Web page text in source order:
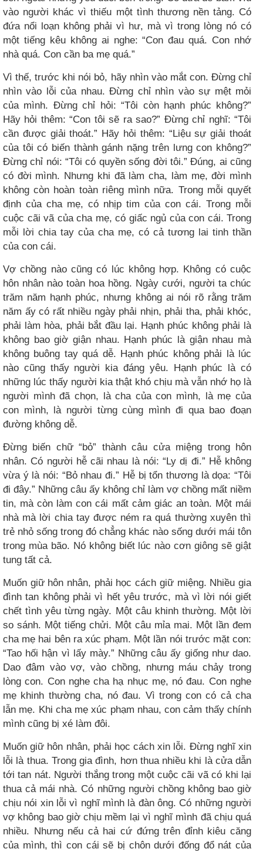
vào người khác vì thiếu một tình thương nền tảng. Có
đứa nổi loạn không phải vì hư, mà vì trong lòng nó có
một tiếng kêu không ai nghe: “Con đau quá. Con nhớ
nhà quá. Con cần ba mẹ quá.”
Vì thế, trước khi nói bỏ, hãy nhìn vào mắt con. Đừng chỉ
nhìn vào lỗi của nhau. Đừng chỉ nhìn vào sự mệt mỏi
của mình. Đừng chỉ hỏi: “Tôi còn hạnh phúc không?”
Hãy hỏi thêm: “Con tôi sẽ ra sao?” Đừng chỉ nghĩ: “Tôi
cần được giải thoát.” Hãy hỏi thêm: “Liệu sự giải thoát
của tôi có biến thành gánh nặng trên lưng con không?”
Đừng chỉ nói: “Tôi có quyền sống đời tôi.” Đúng, ai cũng
có đời mình. Nhưng khi đã làm cha, làm mẹ, đời mình
không còn hoàn toàn riêng mình nữa. Trong mỗi quyết
định của cha mẹ, có nhịp tim của con cái. Trong mỗi
cuộc cãi vã của cha mẹ, có giấc ngủ của con cái. Trong
mỗi lời chia tay của cha mẹ, có cả tương lai tinh thần
của con cái.
Vợ chồng nào cũng có lúc không hợp. Không có cuộc
hôn nhân nào toàn hoa hồng. Ngày cưới, người ta chúc
trăm năm hạnh phúc, nhưng không ai nói rõ rằng trăm
năm ấy có rất nhiều ngày phải nhịn, phải tha, phải khóc,
phải làm hòa, phải bắt đầu lại. Hạnh phúc không phải là
không bao giờ giận nhau. Hạnh phúc là giận nhau mà
không buông tay quá dễ. Hạnh phúc không phải là lúc
nào cũng thấy người kia đáng yêu. Hạnh phúc là có
những lúc thấy người kia thật khó chịu mà vẫn nhớ họ là
người mình đã chọn, là cha của con mình, là mẹ của
con mình, là người từng cùng mình đi qua bao đoạn
đường không dễ.
Đừng biến chữ “bỏ” thành câu cửa miệng trong hôn
nhân. Có người hễ cãi nhau là nói: “Ly dị đi.” Hễ không
vừa ý là nói: “Bỏ nhau đi.” Hễ bị tổn thương là dọa: “Tôi
đi đây.” Những câu ấy không chỉ làm vợ chồng mất niềm
tin, mà còn làm con cái mất cảm giác an toàn. Một mái
nhà mà lời chia tay được ném ra quá thường xuyên thì
trẻ nhỏ sống trong đó chẳng khác nào sống dưới mái tôn
trong mùa bão. Nó không biết lúc nào cơn giông sẽ giật
tung tất cả.
Muốn giữ hôn nhân, phải học cách giữ miệng. Nhiều gia
đình tan không phải vì hết yêu trước, mà vì lời nói giết
chết tình yêu từng ngày. Một câu khinh thường. Một lời
so sánh. Một tiếng chửi. Một câu mỉa mai. Một lần đem
cha mẹ hai bên ra xúc phạm. Một lần nói trước mặt con:
“Tao hối hận vì lấy mày.” Những câu ấy giống như dao.
Dao đâm vào vợ, vào chồng, nhưng máu chảy trong
lòng con. Con nghe cha hạ nhục mẹ, nó đau. Con nghe
mẹ khinh thường cha, nó đau. Vì trong con có cả cha
lẫn mẹ. Khi cha mẹ xúc phạm nhau, con cảm thấy chính
mình cũng bị xé làm đôi.
Muốn giữ hôn nhân, phải học cách xin lỗi. Đừng nghĩ xin
lỗi là thua. Trong gia đình, hơn thua nhiều khi là cửa dẫn
tới tan nát. Người thắng trong một cuộc cãi vã có khi lại
thua cả mái nhà. Có những người chồng không bao giờ
chịu nói xin lỗi vì nghĩ mình là đàn ông. Có những người
vợ không bao giờ chịu mềm lại vì nghĩ mình đã chịu quá
nhiều. Nhưng nếu cả hai cứ đứng trên đỉnh kiêu căng
của mình, thì con cái sẽ bị chôn dưới đống đổ nát của